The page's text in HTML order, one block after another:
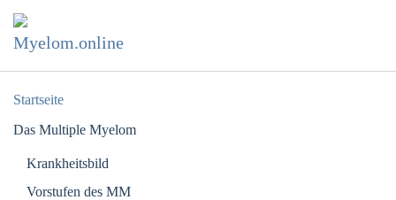
Zum Hauptinhalt springen
Startseite
Das Multiple Myelom
Krankheitsbild
Vorstufen des MM